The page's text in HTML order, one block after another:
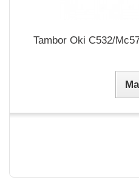
Tambor Oki C532/